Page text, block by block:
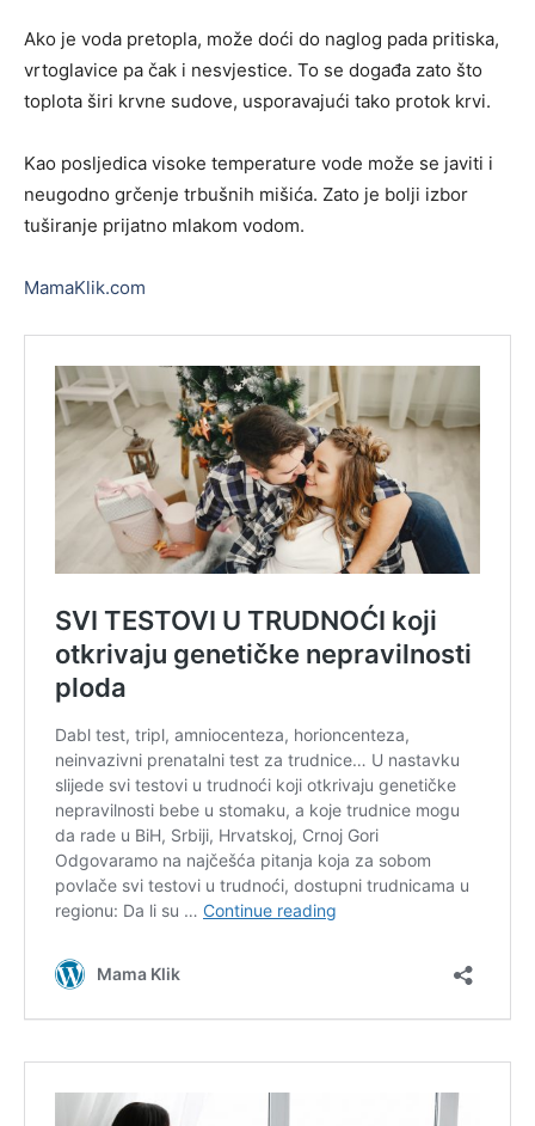
Ako je voda pretopla, može doći do naglog pada pritiska,
vrtoglavice pa čak i nesvjestice. To se događa zato što
toplota širi krvne sudove, usporavajući tako protok krvi.
Kao posljedica visoke temperature vode može se javiti i
neugodno grčenje trbušnih mišića. Zato je bolji izbor
tuširanje prijatno mlakom vodom.
MamaKlik.com